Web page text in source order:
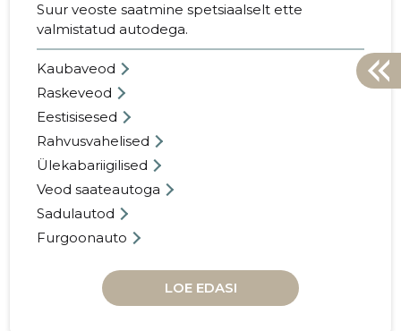
Suur veoste saatmine spetsiaalselt ette
valmistatud autodega.
Kaubaveod
Raskeveod
Eestisisesed
Rahvusvahelised
Ülekabariigilised
Veod saateautoga
Sadulautod
Furgoonauto
LOE EDASI